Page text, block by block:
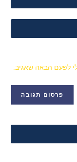
לפעם הבאה שאגיב.